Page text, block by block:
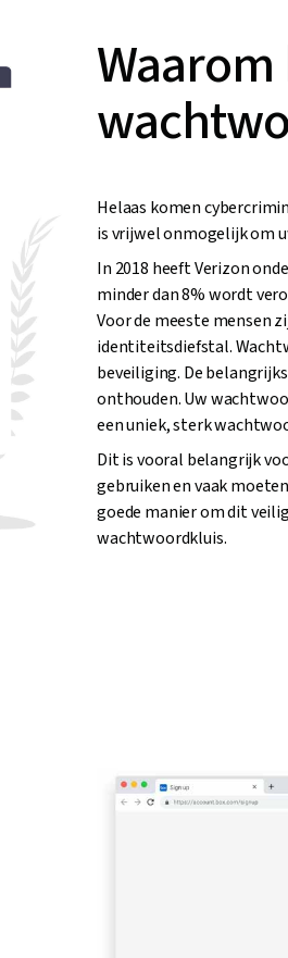
Helaas komen
is vrijwel onmogelijk om
In 2018 heeft Verizon
minder dan 8% wordt
Voor de meeste mensen
identiteitsdiefstal.
beveiliging. De
onthouden. Uw
een uniek, sterk
Dit is vooral belangrijk
gebruiken en vaak
goede manier om dit
wachtwoordkluis.